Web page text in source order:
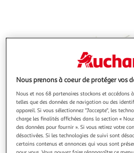
Nous prenons à coeur de protéger vos
Nous et nos 68 partenaires stockons et accédons
telles que des données de navigation ou des
appareil. Si vous sélectionnez "J'accepte", les
charge les finalités affichées dans la section «
des données pour fournir ». Si vous retirez votre
désactivées. Si les technologies de suivi sont
certains contenus et annonces qui vous sont